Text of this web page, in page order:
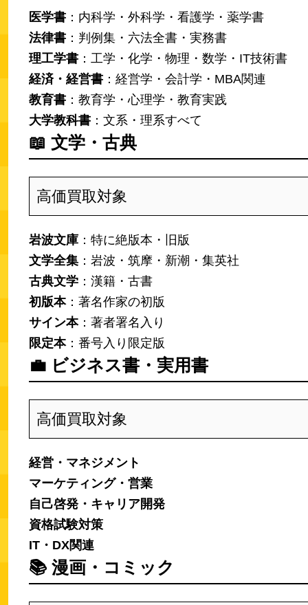
医学書 ：内科学・外科学・看護学・薬学書
法律書 ：判例集・六法全書・実務書
理工学書 ：工学・化学・物理・数学・IT技術書
経済・経営書 ：経営学・会計学・MBA関連
教育書 ：教育学・心理学・教育実践
大学教科書 ：文系・理系すべて
📖 文学・古典
高価買取対象
岩波文庫 ：特に絶版本・旧版
文学全集 ：岩波・筑摩・新潮・集英社
古典文学 ：漢籍・古書
初版本：著名作家の初版
サイン本：著者署名入り
限定本：番号入り限定版
💼 ビジネス書・実用書
高価買取対象
経営・マネジメント
マーケティング・営業
自己啓発・キャリア開発
資格試験対策
IT・DX関連
📚 漫画・コミック